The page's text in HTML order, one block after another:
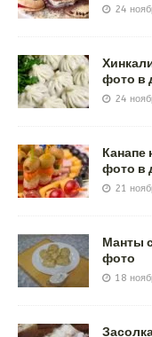
24
фото в
24
Канапе
фото в
21
Манты
фото
18